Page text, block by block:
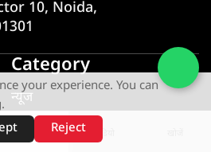
10, Noida,
Category
न्यूज
राज्य
your experience. You can
Reject